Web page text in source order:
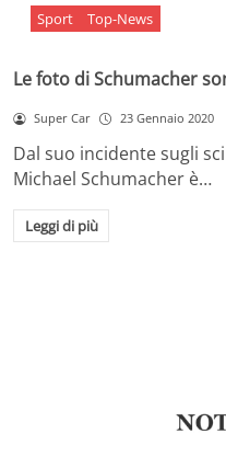
Sport Top-News
Le foto di Schumacher
Super Car 23 Gennaio 2020
Dal suo incidente sugli
Michael Schumacher è…
Leggi di più